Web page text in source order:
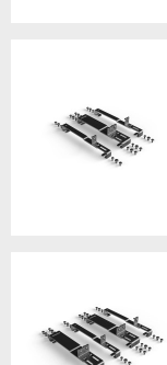
Disponibilité /
Articles en